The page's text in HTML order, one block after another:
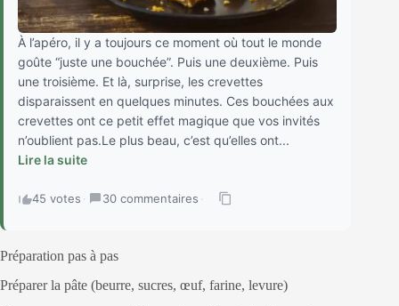
À l’apéro, il y a toujours ce moment où tout le monde
goûte “juste une bouchée”. Puis une deuxième. Puis
une troisième. Et là, surprise, les crevettes
disparaissent en quelques minutes. Ces bouchées aux
crevettes ont ce petit effet magique que vos invités
n’oublient pas.Le plus beau, c’est qu’elles ont...
Lire la suite
45 votes · 30 commentaires ·
Préparation pas à pas
Préparer la pâte (beurre, sucres, œuf, farine, levure)